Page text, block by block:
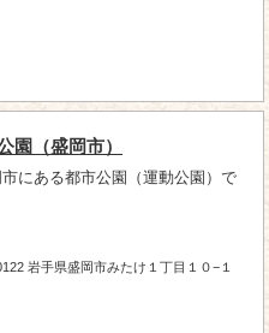
園（盛岡市）
にある都市公園（運動公園）で
岩手県盛岡市みたけ１丁目１０−１